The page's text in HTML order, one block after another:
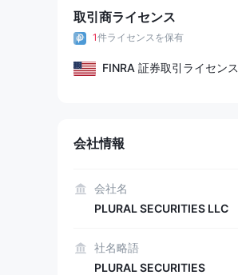
7
8
取引商ライセンス
1件ライセンスを保有
FINRA 証券取引ライセンス
会社情報
会社名
PLURAL SECURITIES LLC
社名略語
PLURAL SECURITIES